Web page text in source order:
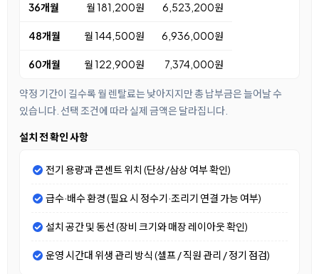
36개월 월 181,200원 6,523,200원
48개월 월 144,500원 6,936,000원
60개월 월 122,900원 7,374,000원
약정 기간이 길수록 월 렌탈료는 낮아지지만 총 납부금은 늘어날 수
있습니다. 선택 조건에 따라 실제 금액은 달라집니다.
설치 전 확인 사항
전기 용량과 콘센트 위치 (단상/삼상 여부 확인)
급수·배수 환경 (필요 시 정수기·조리기 연결 가능 여부)
설치 공간 및 동선 (장비 크기와 매장 레이아웃 확인)
운영 시간대 위생 관리 방식 (셀프 / 직원 관리 / 정기 점검)